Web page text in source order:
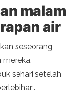
malam
air
seseorang
mereka.
sehari setelah